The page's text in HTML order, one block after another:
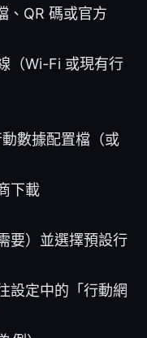
、QR 碼或官方
（Wi-Fi 或現有行
數據配置檔（或
下載
要）並選擇預設行
設定中的「行動網